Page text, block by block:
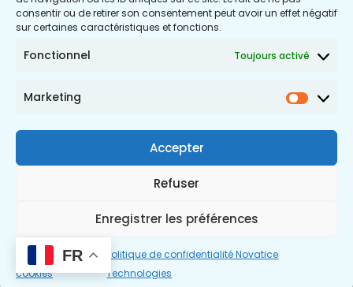
consentir ou de retirer son consentement peut avoir un effet négatif
sur certaines caractéristiques et fonctions.
Fonctionnel Toujours activé
Marketing
Accepter
Refuser
Enregistrer les préférences
Politique de
cookies
Politique de confidentialité Novatice
Technologies
FR